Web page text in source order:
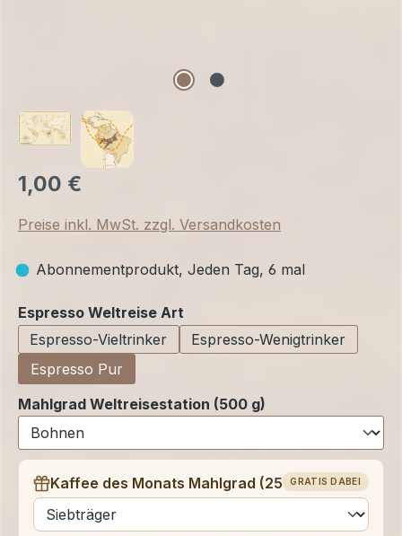
1,00 €
Preise inkl. MwSt. zzgl. Versandkosten
Abonnementprodukt, Jeden Tag, 6 mal
Espresso Weltreise Art
Espresso-Vieltrinker
Espresso-Wenigtrinker
Espresso Pur
Mahlgrad Weltreisestation (500 g)
GRATIS DABEI
Kaffee des Monats Mahlgrad (250 g)
auswählen